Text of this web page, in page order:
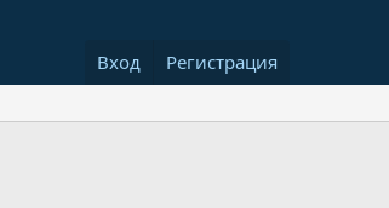
Вход Регистрация